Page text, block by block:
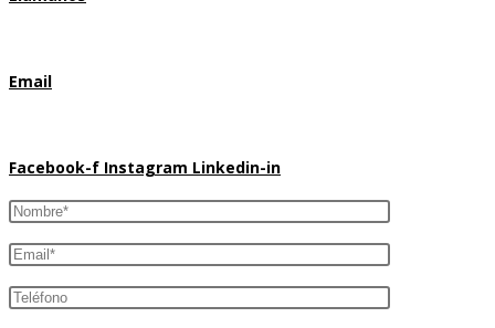
Email
Facebook-f Instagram Linkedin-in